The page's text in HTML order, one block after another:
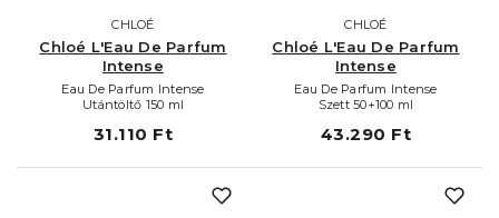
CHLOÉ
Chloé L'Eau De Parfum
Intense
Eau De Parfum Intense
Utántöltő 150 ml
31.110 Ft
CHLOÉ
Chloé L'Eau De Parfum
Intense
Eau De Parfum Intense
Szett 50+100 ml
43.290 Ft